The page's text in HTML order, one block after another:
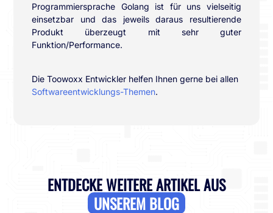
Programmiersprache Golang ist für uns vielseitig
einsetzbar und das jeweils daraus resultierende
Produkt überzeugt mit sehr guter
Funktion/Performance.
Die Toowoxx Entwickler helfen Ihnen gerne bei allen
Softwareentwicklungs-Themen.
ENTDECKE WEITERE ARTIKEL AUS
UNSEREM BLOG